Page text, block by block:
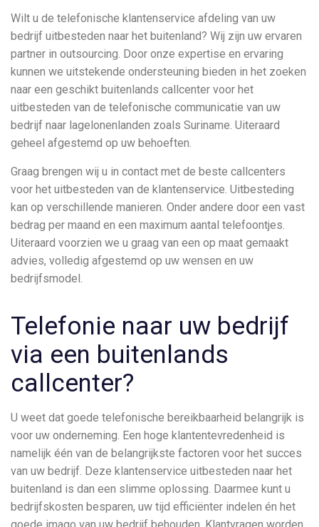
Wilt u de telefonische klantenservice afdeling van uw
bedrijf uitbesteden naar het buitenland? Wij zijn uw ervaren
partner in outsourcing. Door onze expertise en ervaring
kunnen we uitstekende ondersteuning bieden in het zoeken
naar een geschikt buitenlands callcenter voor het
uitbesteden van de telefonische communicatie van uw
bedrijf naar lagelonenlanden zoals Suriname. Uiteraard
geheel afgestemd op uw behoeften.
Graag brengen wij u in contact met de beste callcenters
voor het uitbesteden van de klantenservice. Uitbesteding
kan op verschillende manieren. Onder andere door een vast
bedrag per maand en een maximum aantal telefoontjes.
Uiteraard voorzien we u graag van een op maat gemaakt
advies, volledig afgestemd op uw wensen en uw
bedrijfsmodel.
Telefonie naar uw bedrijf
via een buitenlands
callcenter?
U weet dat goede telefonische bereikbaarheid belangrijk is
voor uw onderneming. Een hoge klantentevredenheid is
namelijk één van de belangrijkste factoren voor het succes
van uw bedrijf. Deze klantenservice uitbesteden naar het
buitenland is dan een slimme oplossing. Daarmee kunt u
bedrijfskosten besparen, uw tijd efficiënter indelen én het